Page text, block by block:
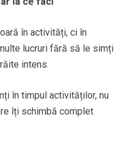
în activități, ci în
lucruri fără să le simți
intens.
în timpul activităților, nu
îți schimbă complet